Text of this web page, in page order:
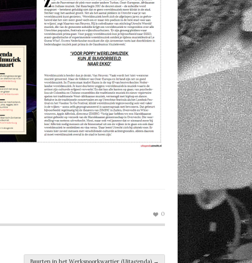
0
Buurten in het Werkspoorkwartier (Uitagenda) →